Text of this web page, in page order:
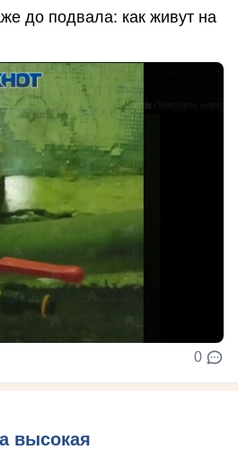
до подвала: как живут на
0
высокая